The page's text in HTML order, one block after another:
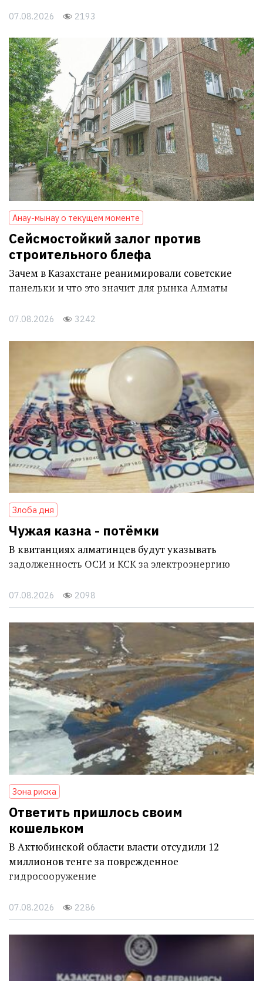
07.08.2026 2193
Анау-мынау о текущем моменте
Сейсмостойкий залог против
строительного блефа
Зачем в Казахстане реанимировали советские
панельки и что это значит для рынка Алматы
07.08.2026 3242
Злоба дня
Чужая казна - потёмки
В квитанциях алматинцев будут указывать
задолженность ОСИ и КСК за электроэнергию
07.08.2026 2098
Зона риска
Ответить пришлось своим
кошельком
В Актюбинской области власти отсудили 12
миллионов тенге за поврежденное
гидросооружение
07.08.2026 2286